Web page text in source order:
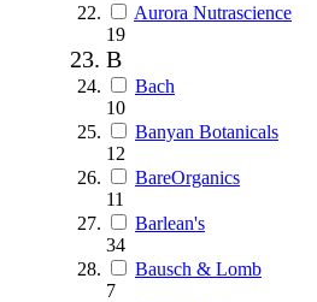
Aurora Nutrascience
19
B
Bach
10
Banyan Botanicals
12
BareOrganics
11
Barlean's
34
Bausch & Lomb
7